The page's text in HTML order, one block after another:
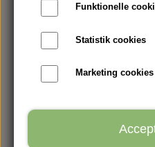
Funktionelle
Statistik cookies
Marketing cookies